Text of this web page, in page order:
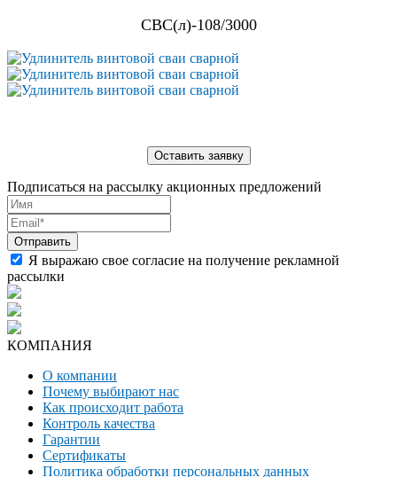
СВС(л)-108/3000
Подписаться на рассылку акционных предложений
Я выражаю свое согласие на получение рекламной
рассылки
КОМПАНИЯ
О компании
Почему выбирают нас
Как происходит работа
Контроль качества
Гарантии
Сертификаты
Политика обработки персональных данных